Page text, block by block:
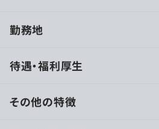
のが魅力です。
開発をおこなっています。
・勤務中に学習の時間を設けてい
勤務地
待遇・福利厚生
その他の特徴